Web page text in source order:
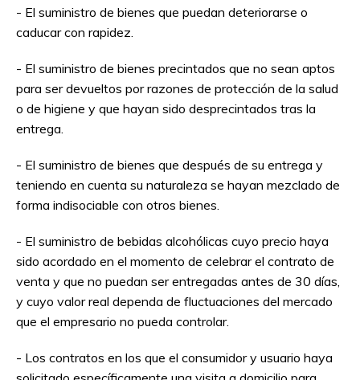
- El suministro de bienes que puedan deteriorarse o
caducar con rapidez.
- El suministro de bienes precintados que no sean aptos
para ser devueltos por razones de protección de la salud
o de higiene y que hayan sido desprecintados tras la
entrega.
- El suministro de bienes que después de su entrega y
teniendo en cuenta su naturaleza se hayan mezclado de
forma indisociable con otros bienes.
- El suministro de bebidas alcohólicas cuyo precio haya
sido acordado en el momento de celebrar el contrato de
venta y que no puedan ser entregadas antes de 30 días,
y cuyo valor real dependa de fluctuaciones del mercado
que el empresario no pueda controlar.
- Los contratos en los que el consumidor y usuario haya